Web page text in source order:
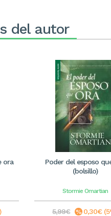
del autor
ora
Poder del esposo
(bolsillo)
Stormie Omartian
5,99€ 0,30€